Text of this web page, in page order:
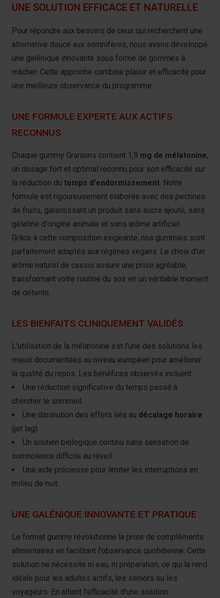
UNE SOLUTION EFFICACE ET NATURELLE
Pour répondre aux besoins de ceux qui recherchent une
alternative douce aux somnifères, nous avons développé
une galénique innovante sous forme de gommes à
mâcher. Cette approche combine plaisir et efficacité pour
une meilleure observance du programme.
UNE FORMULE EXPERTE AUX ACTIFS
RECONNUS
Chaque gummy Granions contient 1,9 mg de mélatonine,
un dosage fort et optimal reconnu pour son efficacité sur
la réduction du temps d'endormissement. Notre
formule est rigoureusement élaborée avec des pectines
de fruits, garantissant un produit sans sucre ajouté, sans
gélatine d'origine animale et sans arôme artificiel.
Grâce à cette composition exigeante, nos gummies sont
parfaitement adaptés aux régimes vegans. Le choix d'un
arôme naturel de cassis assure une prise agréable,
transformant votre routine du soir en un véritable moment
de détente.
LES BIENFAITS CLINIQUEMENT VALIDÉS
L'utilisation de la mélatonine est l'une des solutions les
mieux documentées au niveau européen pour améliorer
la qualité du repos. Les bénéfices observés incluent :
Une réduction significative du temps passé à
chercher le sommeil.
Une diminution des effets liés au décalage horaire
(jet lag).
Un soutien biologique continu sans sensation de
somnolence difficile au réveil.
Une aide précieuse pour limiter les interruptions en
milieu de nuit.
UNE GALÉNIQUE INNOVANTE ET PRATIQUE
Le format gummy révolutionne la prise de compléments
alimentaires en facilitant l'observance quotidienne. Cette
solution ne nécessite ni eau, ni préparation, ce qui la rend
idéale pour les adultes actifs, les seniors ou les
voyageurs. En alliant l'efficacité d'une solution